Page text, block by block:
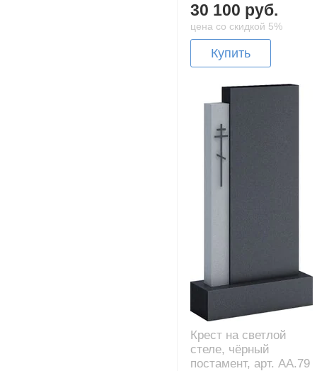
30 100 руб.
цена со скидкой 5%
Купить
Крест на светлой
стеле, чёрный
постамент, арт. AA.79